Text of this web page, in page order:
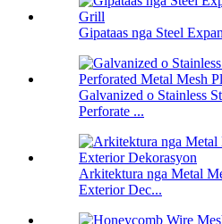
Gipataas nga Steel
Galvanized o Stainless
Perforate ...
Arkitektura nga Metal
Exterior Dec...